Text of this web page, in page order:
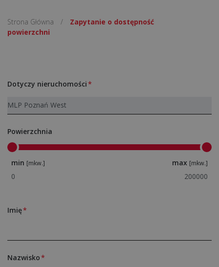
Strona Główna /
Zapytanie o dostępność
powierzchni
Dotyczy nieruchomości
Powierzchnia
min [mkw.] max [mkw.]
Imię
Nazwisko